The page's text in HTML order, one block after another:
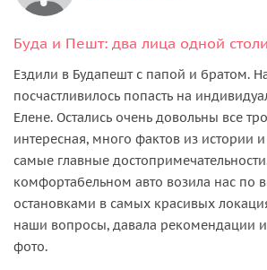
Буда и Пешт: два лица одной
Ездили в Будапешт с папой и братом.
посчастливилось попасть на
Елене. Остались очень довольны все
интересная, много фактов из истории
самые главные
комфортабельном авто возила нас по
остановками в самых красивых
наши вопросы, давала рекомендации и
фото.